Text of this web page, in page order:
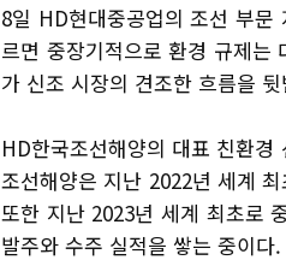
8일 HD현대중공업의 조선 부문
르면 중장기적으로 환경 규제는
가 신조 시장의 견조한 흐름을
HD한국조선해양의 대표 친환
조선해양은 지난 2022년 세계
또한 지난 2023년 세계 최초로
발주와 수주 실적을 쌓는 중이다.